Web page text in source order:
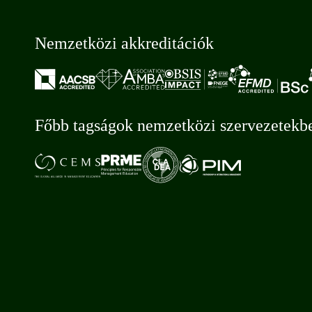
Nemzetközi akkreditációk
Főbb tagságok nemzetközi